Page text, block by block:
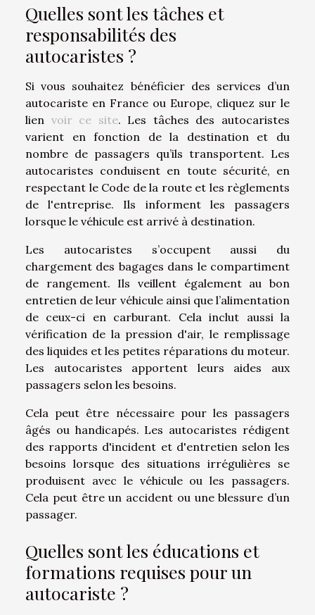
Quelles sont les tâches et
responsabilités des
autocaristes ?
Si vous souhaitez bénéficier des services d’un
autocariste en France ou Europe, cliquez sur le
lien voir ce site. Les tâches des autocaristes
varient en fonction de la destination et du
nombre de passagers qu’ils transportent. Les
autocaristes conduisent en toute sécurité, en
respectant le Code de la route et les règlements
de l'entreprise. Ils informent les passagers
lorsque le véhicule est arrivé à destination.
Les autocaristes s’occupent aussi du
chargement des bagages dans le compartiment
de rangement. Ils veillent également au bon
entretien de leur véhicule ainsi que l’alimentation
de ceux-ci en carburant. Cela inclut aussi la
vérification de la pression d'air, le remplissage
des liquides et les petites réparations du moteur.
Les autocaristes apportent leurs aides aux
passagers selon les besoins.
Cela peut être nécessaire pour les passagers
âgés ou handicapés. Les autocaristes rédigent
des rapports d'incident et d'entretien selon les
besoins lorsque des situations irrégulières se
produisent avec le véhicule ou les passagers.
Cela peut être un accident ou une blessure d’un
passager.
Quelles sont les éducations et
formations requises pour un
autocariste ?